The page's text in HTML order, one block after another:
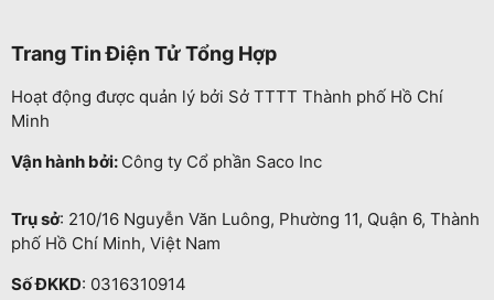
Trang Tin Điện Tử Tổng Hợp
Hoạt động được quản lý bởi Sở TTTT Thành phố Hồ Chí
Minh
Vận hành bởi: Công ty Cổ phần Saco Inc
Trụ sở: 210/16 Nguyễn Văn Luông, Phường 11, Quận 6, Thành
phố Hồ Chí Minh, Việt Nam
Số ĐKKD: 0316310914